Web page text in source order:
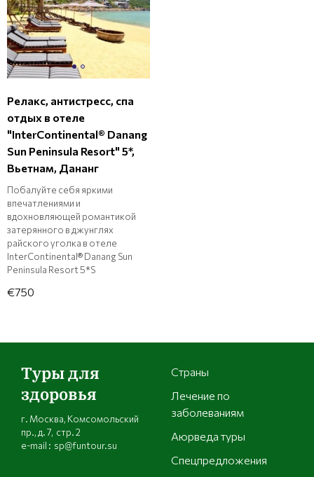
Релакс, антистресс, спа
отдых в отеле
"InterContinental® Danang
Sun Peninsula Resort" 5*,
Вьетнам, Дананг
Побалуйте себя яркими
впечатлениями и
вдохновляющей романтикой
затерянного в джунглях
райского уголка в отеле
InterContinental® Danang Sun
Peninsula Resort 5*S
€750
Туры для
здоровья
г. Москва, Комсомольский
пр., д. 7, стр. 2
e-mail : sp@funtour.su
Страны
Лечение по
заболеваниям
Аюрведа туры
Спецпредложения